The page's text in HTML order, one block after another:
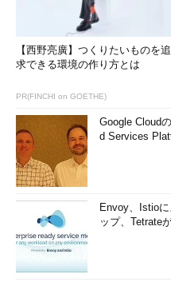
【西野亮廣】つくりたいものを追
求できる環境の作り方とは
PR(FINCHI on GOETHE)
Google Cloud
d Services
Envoy、Istio
ップ、Tetrate